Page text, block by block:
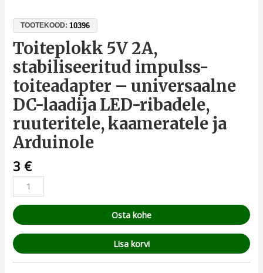
TOOTEKOOD:10396
Toiteplokk 5V 2A,
stabiliseeritud impulss-
toiteadapter – universaalne
DC-laadija LED-ribadele,
ruuteritele, kaameratele ja
Arduinole
3 €
Osta kohe
Lisa korvi